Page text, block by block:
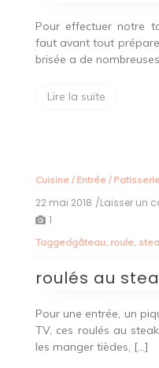
Pour effectuer notre
faut avant tout
brisée a de
Lire la suite
Cuisine/ Entrée/
22 mai 2018 /Laisser un
1
Taggedgâteau, roule,
roulés au
Pour une entrée, un
TV, ces roulés au
les manger tièdes, […]